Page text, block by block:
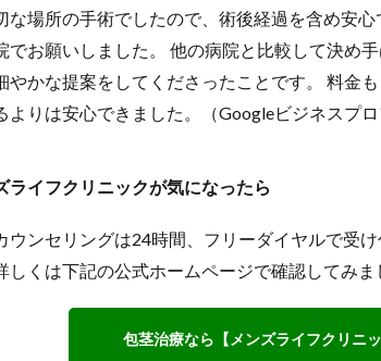
な場所の手術でしたので、術後経過を含め安
でお願いしました。 他の病院と比較して決め
やかな提案をしてくださったことです。 料金
よりは安心できました。（Googleビジネスプロ
ライフクリニックが気になったら
ウンセリングは24時間、フリーダイヤルで受
しくは下記の公式ホームページで確認してみま
包茎治療なら【メンズライフクリニ